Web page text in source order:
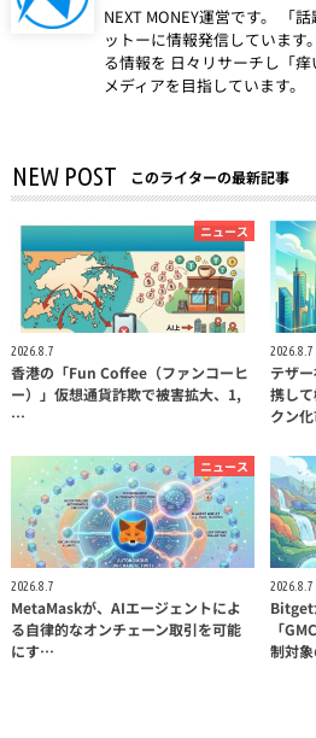
NEXT MONEY運営です。 「
ットーに情報発信しています
る情報を 日々リサーチし「
メディアを目指しています。
NEW POST このライターの最新記事
ニュース
2026.8.7
香港の「Fun Coffee（ファンコーヒ
ー）」仮想通貨詐欺で被害拡大、1,
…
2026.8.7
テザ
携し
クン
ニュース
2026.8.7
MetaMaskが、AIエージェントによ
る自律的なオンチェーン取引を可能
にす…
2026.8.7
Bitget
「
制対